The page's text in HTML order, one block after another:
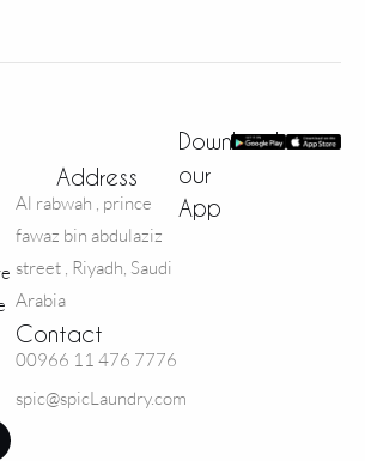
Address
Al rabwah , prince
fawaz bin abdulaziz
street , Riyadh, Saudi
Arabia
Contact
00966 11 476 7776
spic@spicLaundry.com
Download
our
App